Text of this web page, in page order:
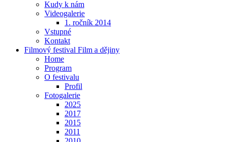
Kudy k nám
Videogalerie
1. ročník 2014
Vstupné
Kontakt
Filmový festival Film a dějiny
Home
Program
O festivalu
Profil
Fotogalerie
2025
2017
2015
2011